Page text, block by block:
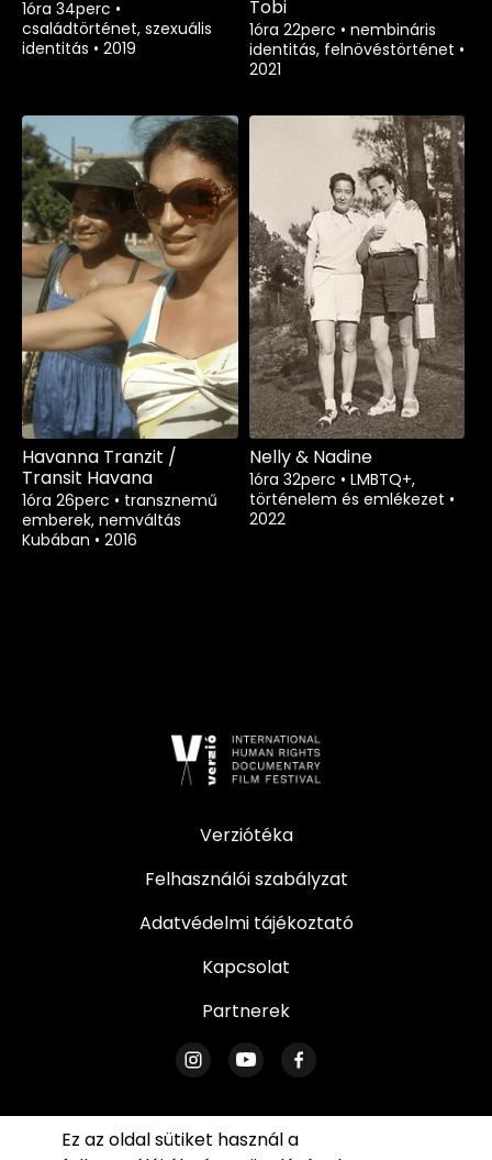
Ez az oldal sütiket használ a
1óra 34perc •
családtörténet, szexuális
identitás • 2019
Tobi
1óra 22perc • nembináris
identitás, felnövéstörténet •
2021
Havanna Tranzit /
Transit Havana
1óra 26perc • transznemű
emberek, nemváltás
Kubában • 2016
Nelly & Nadine
1óra 32perc • LMBTQ+,
történelem és emlékezet •
2022
Verziótéka
Felhasználói szabályzat
Adatvédelmi tájékoztató
Kapcsolat
Partnerek